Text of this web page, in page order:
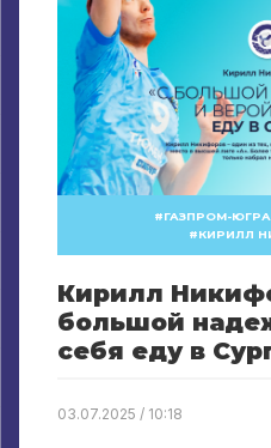
ГАЗПРОМ-ЮГРА
КИРИЛЛ
Кирилл
большой
себя еду в
03.07.2025 / 10:18